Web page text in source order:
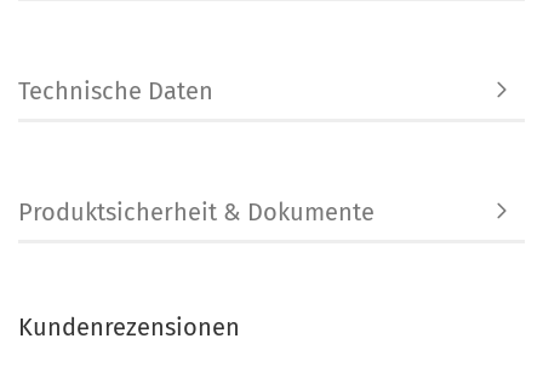
Technische Daten
Produktsicherheit & Dokumente
Kundenrezensionen